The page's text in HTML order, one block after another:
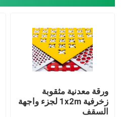
المنتجات
حولنا
جولة في المصنع
مراقبة الجودة
ورقة معدنية مثقوبة
زخرفية 1x2m لجزء واجهة
السقف